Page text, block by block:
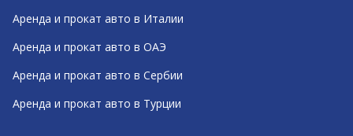
Аренда и прокат авто в Италии
Аренда и прокат авто в ОАЭ
Аренда и прокат авто в Сербии
Аренда и прокат авто в Турции